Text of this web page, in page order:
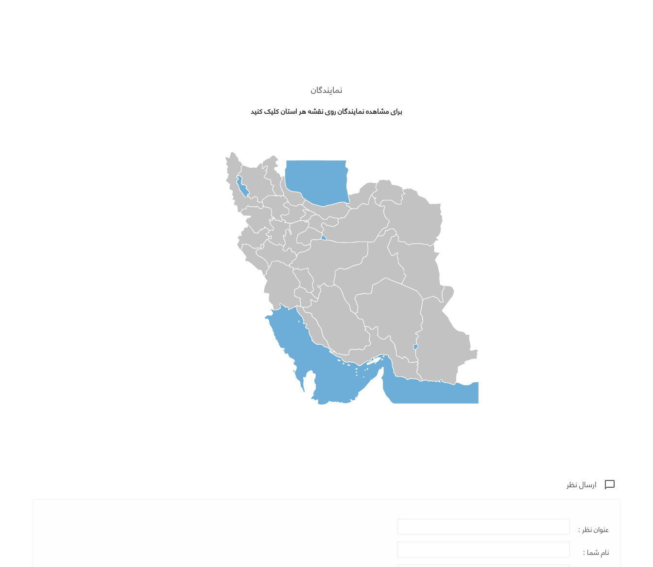
نمایندگان
برای مشاهده نمایندگان روی نقشه هر استان کلیک کنید
chat_bubble_outline ارسال نظر
عنوان نظر :
نام شما :